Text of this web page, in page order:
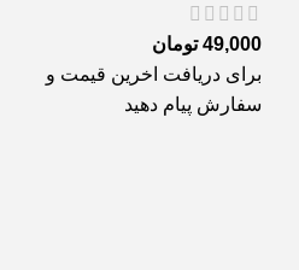
49,000 تومان
برای دریافت اخرین قیمت و
سفارش پیام دهید